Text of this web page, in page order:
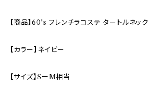
【商品】60's フレンチラコステ タートルネック
【カラー】ネイビー
【サイズ】SーM相当